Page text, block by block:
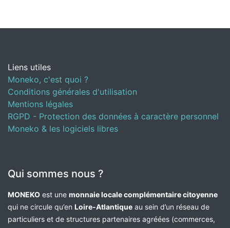
Liens utiles
Moneko, c'est quoi ?
Conditions générales d'utilisation
Mentions légales
RGPD - Protection des données à caractère personnel
Moneko & les logiciels libres
Qui sommes nous ?
MONEKO est une monnaie locale complémentaire citoyenne
qui ne circule qu’en Loire-Atlantique au sein d’un réseau de
particuliers et de structures partenaires agréées (commerces,